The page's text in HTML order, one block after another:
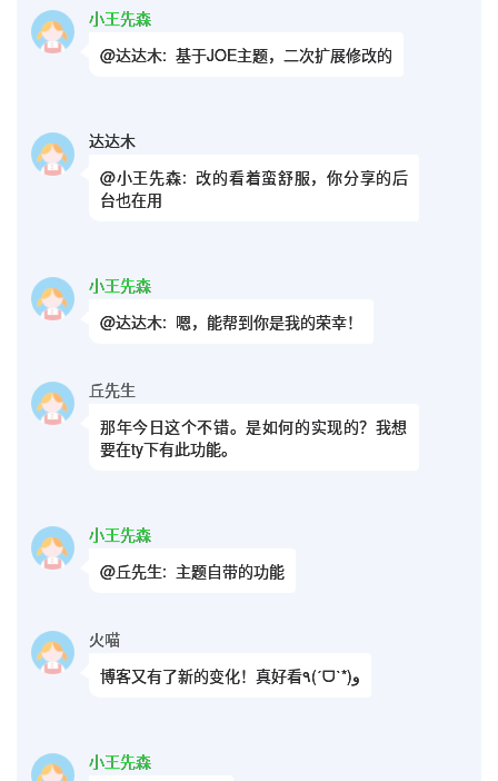
小王先森
@达达木: 基于JOE主题，二次扩展修改的
达达木
@小王先森: 改的看着蛮舒服，你分享的后
台也在用
小王先森
@达达木: 嗯，能帮到你是我的荣幸！
丘先生
那年今日这个不错。是如何的实现的？我想
要在ty下有此功能。
小王先森
@丘先生: 主题自带的功能
火喵
博客又有了新的变化！真好看٩(ˊᗜˋ*)و
小王先森